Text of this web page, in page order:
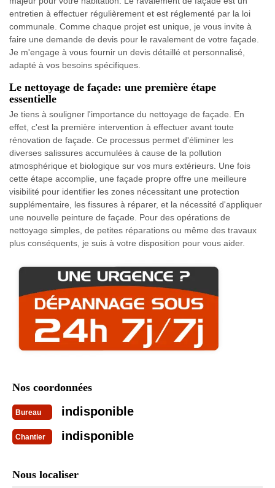
entretien à effectuer régulièrement et est réglementé par la loi
communale. Comme chaque projet est unique, je vous invite à
faire une demande de devis pour le ravalement de votre façade.
Je m'engage à vous fournir un devis détaillé et personnalisé,
adapté à vos besoins spécifiques.
Le nettoyage de façade: une première étape
essentielle
Je tiens à souligner l'importance du nettoyage de façade. En
effet, c'est la première intervention à effectuer avant toute
rénovation de façade. Ce processus permet d'éliminer les
diverses salissures accumulées à cause de la pollution
atmosphérique et biologique sur vos murs extérieurs. Une fois
cette étape accomplie, une façade propre offre une meilleure
visibilité pour identifier les zones nécessitant une protection
supplémentaire, les fissures à réparer, et la nécessité d'appliquer
une nouvelle peinture de façade. Pour des opérations de
nettoyage simples, de petites réparations ou même des travaux
plus conséquents, je suis à votre disposition pour vous aider.
Nos coordonnées
Bureau indisponible
Chantier indisponible
Nous localiser